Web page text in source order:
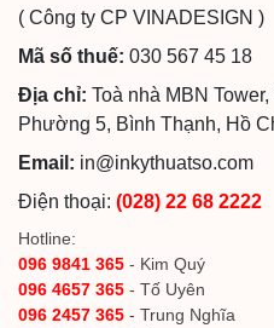
( Công ty CP VINADESIGN )
Mã số thuế: 030 567 45 18
Địa chỉ: Toà nhà MBN
Phường 5, Bình Thạnh, Hồ
Email: in@inkythuatso.com
Điện thoại: (028) 22 68 2222
Hotline:
096 9841 365 - Kim Quý
096 4657 365 - Tố Uyên
096 2457 365 - Trung Nghĩa